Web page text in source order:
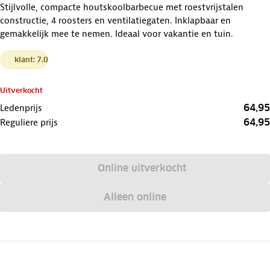
Stijlvolle, compacte houtskoolbarbecue met roestvrijstalen
constructie, 4 roosters en ventilatiegaten. Inklapbaar en
gemakkelijk mee te nemen. Ideaal voor vakantie en tuin.
klant: 7.0
Uitverkocht
Ledenprijs 64,95
Reguliere prijs 64,95
Online uitverkocht
Alleen online